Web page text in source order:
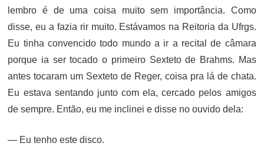
lembro é de uma coisa muito sem importância. Como
disse, eu a fazia rir muito. Estávamos na Reitoria da Ufrgs.
Eu tinha convencido todo mundo a ir a recital de câmara
porque ia ser tocado o primeiro Sexteto de Brahms. Mas
antes tocaram um Sexteto de Reger, coisa pra lá de chata.
Eu estava sentando junto com ela, cercado pelos amigos
de sempre. Então, eu me inclinei e disse no ouvido dela:
— Eu tenho este disco.